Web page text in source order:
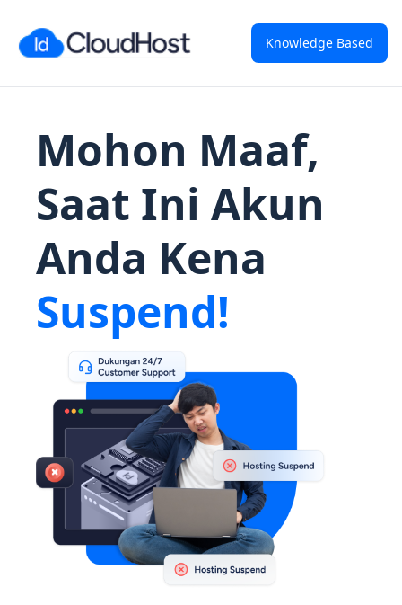
Knowledge Based
Mohon Maaf,
Saat Ini Akun
Anda Kena
Suspend!